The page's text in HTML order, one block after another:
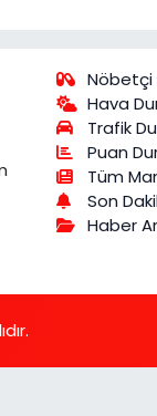
Nöbetçi
Hava
Trafik
Puan
Tüm
Son
Haber